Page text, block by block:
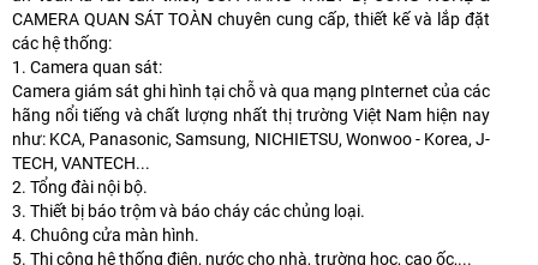
CAMERA QUAN SÁT TOÀN chuyên cung cấp, thiết kế và lắp đặt
các hệ thống:
1. Camera quan sát:
Camera giám sát ghi hình tại chỗ và qua mạng pInternet của các
hãng nổi tiếng và chất lượng nhất thị trường Việt Nam hiện nay
như: KCA, Panasonic, Samsung, NICHIETSU, Wonwoo - Korea, J-
TECH, VANTECH...
2. Tổng đài nội bộ.
3. Thiết bị báo trộm và báo cháy các chủng loại.
4. Chuông cửa màn hình.
5. Thi công hệ thống điện, nước cho nhà, trường học, cao ốc,...